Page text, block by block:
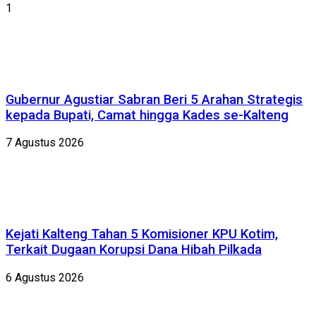
1
Gubernur Agustiar Sabran Beri 5 Arahan Strategis
kepada Bupati, Camat hingga Kades se-Kalteng
7 Agustus 2026
Kejati Kalteng Tahan 5 Komisioner KPU Kotim,
Terkait Dugaan Korupsi Dana Hibah Pilkada
6 Agustus 2026